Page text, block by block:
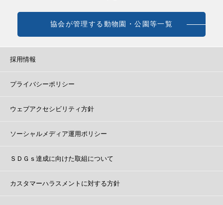
協会が管理する動物園・公園等一覧
採用情報
プライバシーポリシー
ウェブアクセシビリティ方針
ソーシャルメディア運用ポリシー
ＳＤＧｓ達成に向けた取組について
カスタマーハラスメントに対する方針